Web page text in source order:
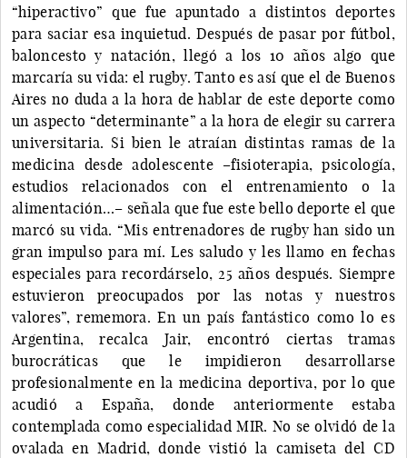
“hiperactivo” que fue apuntado a distintos deportes
para saciar esa inquietud. Después de pasar por fútbol,
baloncesto y natación, llegó a los 10 años algo que
marcaría su vida: el rugby. Tanto es así que el de Buenos
Aires no duda a la hora de hablar de este deporte como
un aspecto “determinante” a la hora de elegir su carrera
universitaria. Si bien le atraían distintas ramas de la
medicina desde adolescente –fisioterapia, psicología,
estudios relacionados con el entrenamiento o la
alimentación…– señala que fue este bello deporte el que
marcó su vida. “Mis entrenadores de rugby han sido un
gran impulso para mí. Les saludo y les llamo en fechas
especiales para recordárselo, 25 años después. Siempre
estuvieron preocupados por las notas y nuestros
valores”, rememora. En un país fantástico como lo es
Argentina, recalca Jair, encontró ciertas tramas
burocráticas que le impidieron desarrollarse
profesionalmente en la medicina deportiva, por lo que
acudió a España, donde anteriormente estaba
contemplada como especialidad MIR. No se olvidó de la
ovalada en Madrid, donde vistió la camiseta del CD